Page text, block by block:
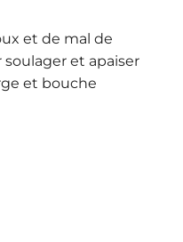
et de mal de
et apaiser
et bouche